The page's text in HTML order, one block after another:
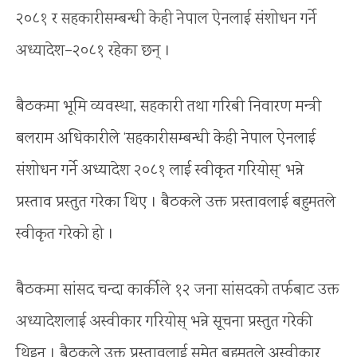
२०८१ र सहकारीसम्बन्धी केही नेपाल ऐनलाई संशोधन गर्ने
अध्यादेश–२०८१ रहेका छन् ।
बैठकमा भूमि व्यवस्था, सहकारी तथा गरिबी निवारण मन्त्री
बलराम अधिकारीले ‘सहकारीसम्बन्धी केही नेपाल ऐनलाई
संशोधन गर्ने अध्यादेश २०८१ लाई स्वीकृत गरियोस्’ भन्ने
प्रस्ताव प्रस्तुत गरेका थिए । बैठकले उक्त प्रस्तावलाई बहुमतले
स्वीकृत गरेको हो ।
बैठकमा सांसद चन्दा कार्कीले १२ जना सांसदको तर्फबाट उक्त
अध्यादेशलाई अस्वीकार गरियोस् भन्ने सूचना प्रस्तुत गरेकी